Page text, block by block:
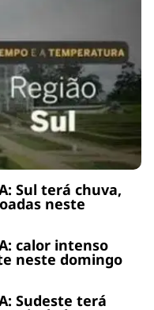
Sul terá chuva,
neste
calor intenso
neste domingo
Sudeste terá